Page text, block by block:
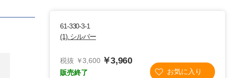
61-330-3-1
(1). シルバー
税抜 ￥3,600 ￥3,960
販売終了